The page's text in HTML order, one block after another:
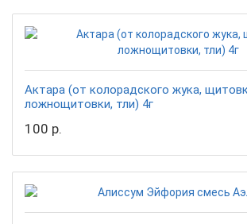
Актара (от колорадского жука,
ложнощитовки, тли) 4г
100 р.